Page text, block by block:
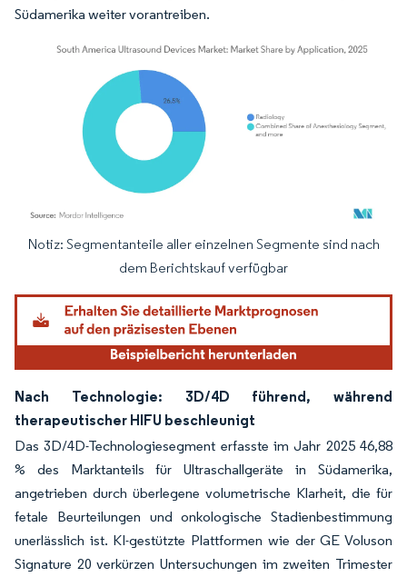
Südamerika weiter vorantreiben.
Bild © Mordor Intelligence. Wiederverwendung erfordert Namensnennung
Notiz: Segmentanteile aller einzelnen Segmente sind nach
dem Berichtskauf verfügbar
Nach Technologie: 3D/4D führend, während
therapeutischer HIFU beschleunigt
Das 3D/4D-Technologiesegment erfasste im Jahr 2025 46,88
% des Marktanteils für Ultraschallgeräte in Südamerika,
angetrieben durch überlegene volumetrische Klarheit, die für
fetale Beurteilungen und onkologische Stadienbestimmung
unerlässlich ist. KI-gestützte Plattformen wie der GE Voluson
Signature 20 verkürzen Untersuchungen im zweiten Trimester